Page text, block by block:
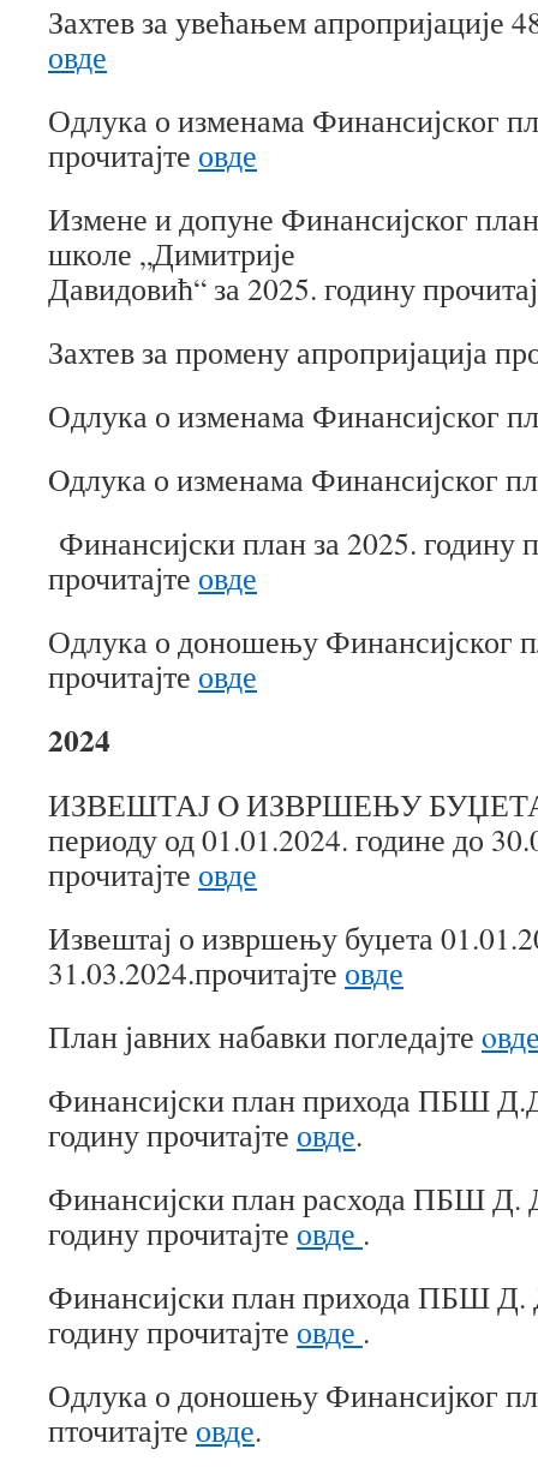
Захтев за увећањем апропријације
овде
Одлука о изменама Финансијског
прочитајте овде
Измене и допуне Финансијског
школе „Димитрије
Давидовић“ за 2025. годину
Захтев за промену апропријација
Одлука о изменама Финансијског
Oдлука о изменама Финансијског
Финансијски план за 2025. годину
прочитајте овде
Одлука о доношењу Финансијског
прочитајте овде
2024
ИЗВЕШТАЈ O ИЗВРШЕЊУ БУЏЕТА
периоду од 01.01.2024. године до
прочитајте овде
Извештај о извршењу буџета
31.03.2024.прочитајте овде
План јавних набавки погледајте
Финансијски план прихода ПБШ
годину прочитајте овде.
Финансијски план расхода ПБШ Д.
годину прочитајте овде .
Финансијски план пpихода ПБШ Д.
годину прочитајте овде .
Одлука о доношењу Финансијког
пточитајте овде.